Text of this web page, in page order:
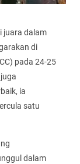
juara dalam
di
pada 24-25
ia
satu
dalam